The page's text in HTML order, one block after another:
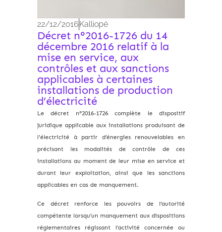
22/12/2016Kalliopé
Décret n°2016-1726 du 14
décembre 2016 relatif à la
mise en service, aux
contrôles et aux sanctions
applicables à certaines
installations de production
d’électricité
Le décret n°2016-1726 complète le dispositif
juridique applicable aux installations produisant de
l'électricité à partir d’énergies renouvelables en
précisant les modalités de contrôle de ces
installations au moment de leur mise en service et
durant leur exploitation, ainsi que les sanctions
applicables en cas de manquement.
Ce décret renforce les pouvoirs de l’autorité
compétente lorsqu’un manquement aux dispositions
réglementaires régissant l’activité concernée ou